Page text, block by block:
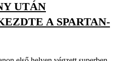
UTÁN
A SPARTAN-